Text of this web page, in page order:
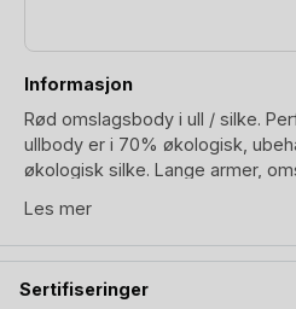
Informasjon
Rød omslagsbody i ull / silke.
ullbody er i 70% økologisk,
økologisk silke. Lange armer,
komfort med, både med tanke
hud, samt under skift.
Body’en er ensfarget, rød, i en
Les mer
Sertifiseringer